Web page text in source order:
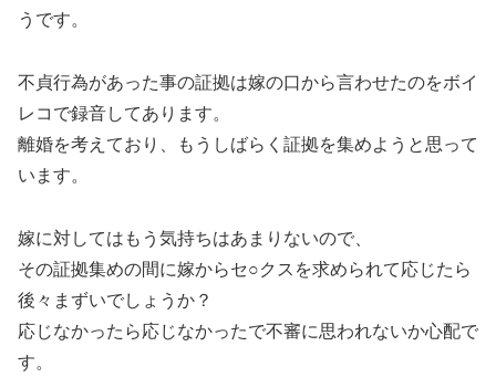
うです。
不貞行為があった事の証拠は嫁の口から言わせたのをボイ
レコで録音してあります。
離婚を考えており、もうしばらく証拠を集めようと思って
います。
嫁に対してはもう気持ちはあまりないので、
その証拠集めの間に嫁からセ○クスを求められて応じたら
後々まずいでしょうか？
応じなかったら応じなかったで不審に思われないか心配で
す。